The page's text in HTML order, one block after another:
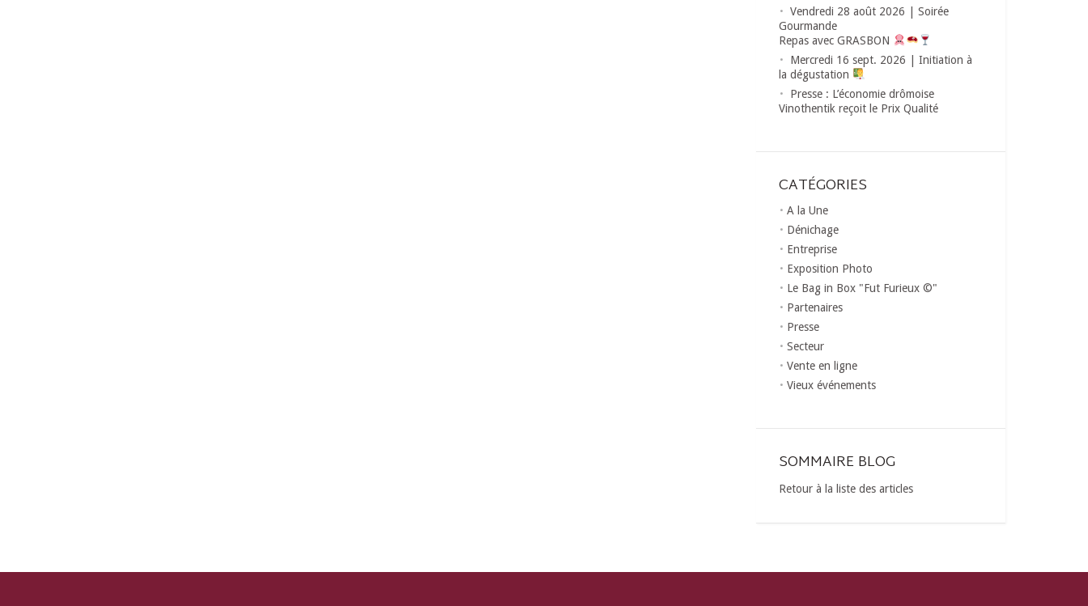
Vendredi 28 août 2026 | Soirée
Gourmande
Repas avec GRASBON
Mercredi 16 sept. 2026 | Initiation à
la dégustation
Presse : L’économie drômoise
Vinothentik reçoit le Prix Qualité
CATÉGORIES
A la Une
Dénichage
Entreprise
Exposition Photo
Le Bag in Box "Fut Furieux ©"
Partenaires
Presse
Secteur
Vente en ligne
Vieux événements
SOMMAIRE BLOG
Retour à la liste des articles